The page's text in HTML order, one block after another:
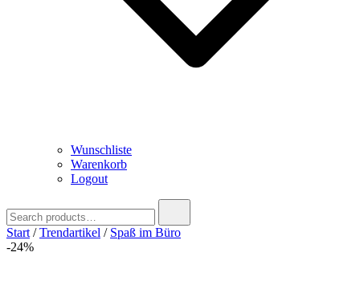
Wunschliste
Warenkorb
Logout
for:
Start /Trendartikel / Spaß im Büro
-24%